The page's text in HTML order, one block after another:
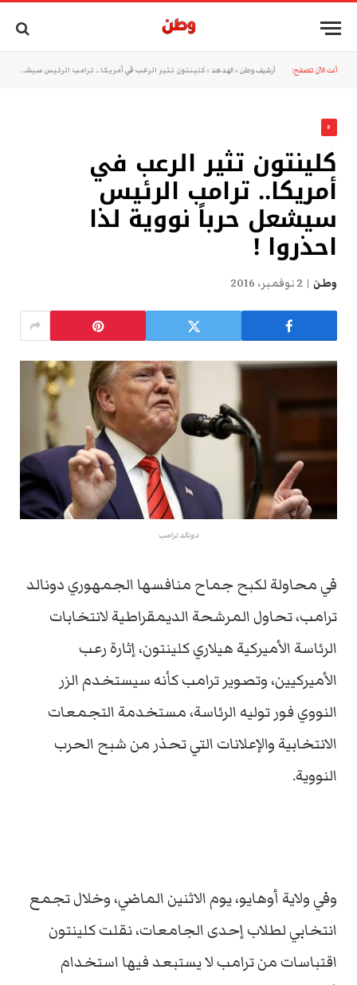
أنت الآن تتصفح: أرشيف وطن »الهدهد »كلينتون تثير الرعب في أمريكا.. ترامب الرئيس سيشعل حرباً نووية لذا احذروا !
8
كلينتون تثير الرعب في
أمريكا.. ترامب الرئيس
سيشعل حرباً نووية لذا
احذروا !
وطن 2 نوفمبر، 2016
دونالد ترامب
في محاولة لكبح جماح منافسها الجمهوري دونالد
ترامب، تحاول المرشحة الديمقراطية لانتخابات
الرئاسة الأميركية هيلاري كلينتون، إثارة رعب
الأميركيين، وتصوير ترامب كأنه سيستخدم الزر
النووي فور توليه الرئاسة، مستخدمة التجمعات
الانتخابية والإعلانات التي تحذر من شبح الحرب
النووية.
وفي ولاية أوهايو، يوم الاثنين الماضي، وخلال تجمع
انتخابي لطلاب إحدى الجامعات، نقلت كلينتون
اقتباسات من ترامب لا يستبعد فيها استخدام